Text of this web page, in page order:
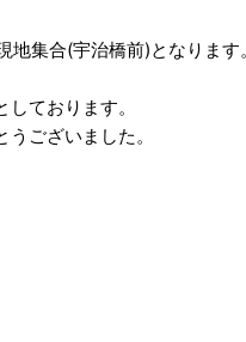
集合(宇治橋前)となります。
ております。
ございました。